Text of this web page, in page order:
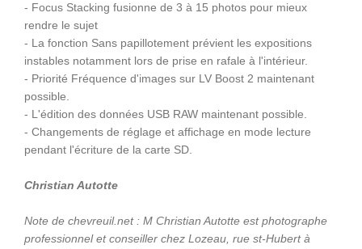
- Focus Stacking fusionne de 3 à 15 photos pour mieux
rendre le sujet
- La fonction Sans papillotement prévient les expositions
instables notamment lors de prise en rafale à l'intérieur.
- Priorité Fréquence d'images sur LV Boost 2 maintenant
possible.
- L'édition des données USB RAW maintenant possible.
- Changements de réglage et affichage en mode lecture
pendant l'écriture de la carte SD.
Christian Autotte
Note de chevreuil.net : M Christian Autotte est photographe
professionnel et conseiller chez Lozeau, rue st-Hubert à